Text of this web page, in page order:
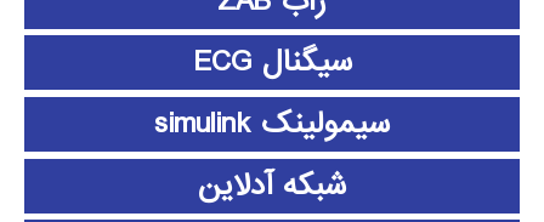
سیگنال ECG
سیمولینک simulink
شبکه آدلاین